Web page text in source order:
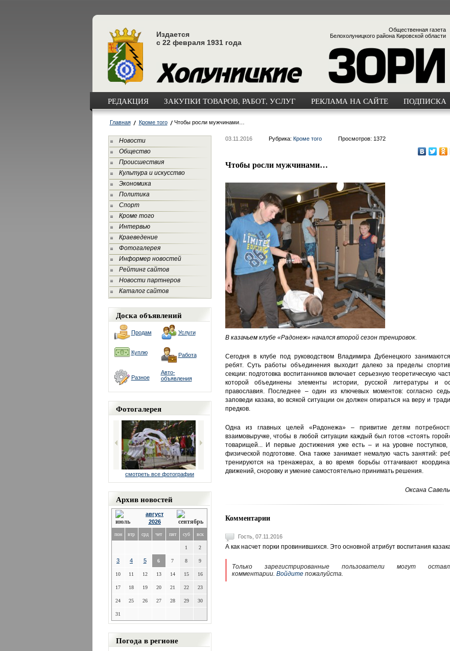
Издается
с 22 февраля 1931 года
Общественная газета
Белохолуницкого района Кировской области
РЕДАКЦИЯ ЗАКУПКИ ТОВАРОВ, РАБОТ, УСЛУГ РЕКЛАМА НА САЙТЕ ПОДПИСКА
Главная Кроме того Чтобы росли мужчинами…
Новости
Общество
Происшествия
Культура и искусство
Экономика
Политика
Спорт
Кроме того
Интервью
Краеведение
Фотогалерея
Информер новостей
Рейтинг сайтов
Новости партнеров
Каталог сайтов
Доска объявлений
Продам Услуги
Куплю Работа
Разное
Авто-
объявления
Фотогалерея
смотреть все фотографии
Архив новостей
август
2026
пон втр срд чет пят суб вск
1 2
3 4 5 6 7 8 9
10 11 12 13 14 15 16
17 18 19 20 21 22 23
24 25 26 27 28 29 30
31
Погода в регионе
03.11.2016 Рубрика: Кроме того Просмотров: 1372
Чтобы росли мужчинами…
В казачьем клубе «Радонеж» начался второй сезон тренировок.
Сегодня в клубе под руководством Владимира Дубенецкого
ребят. Суть работы объединения выходит далеко за пределы
секции: подготовка воспитанников включает серьезную теоретическую
которой объединены элементы истории, русской литературы и
православия. Последнее – один из ключевых моментов: согласно
заповеди казака, во всякой ситуации он должен опираться на веру и
предков.
Одна из главных целей «Радонежа» – привитие детям
взаимовыручке, чтобы в любой ситуации каждый был готов «стоять
товарищей... И первые достижения уже есть – и на уровне
физической подготовке. Она также занимает немалую часть занятий:
тренируются на тренажерах, а во время борьбы оттачивают
движений, сноровку и умение самостоятельно принимать решения.
Оксана
Комментарии
Гость, 07.11.2016
А как насчет порки провинившихся. Это основной атрибут воспитания
Только зарегистрированные пользователи могут
комментарии. Войдитепожалуйста.